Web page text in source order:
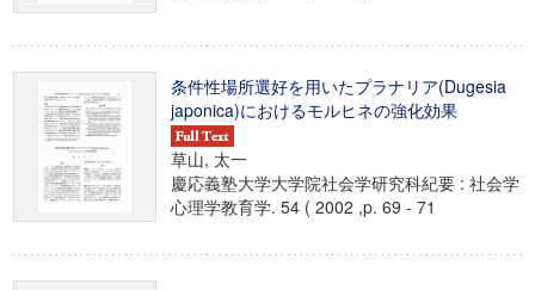
条件性場所選好を用いたプラナリア(Dugesia
japonica)におけるモルヒネの強化効果
草山, 太一
慶応義塾大学大学院社会学研究科紀要 : 社会学
心理学教育学. 54 ( 2002 ,p. 69 - 71